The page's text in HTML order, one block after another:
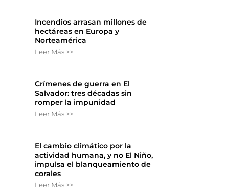
Incendios arrasan millones de
hectáreas en Europa y
Norteamérica
Leer Más >>
Crímenes de guerra en El
Salvador: tres décadas sin
romper la impunidad
Leer Más >>
El cambio climático por la
actividad humana, y no El Niño,
impulsa el blanqueamiento de
corales
Leer Más >>